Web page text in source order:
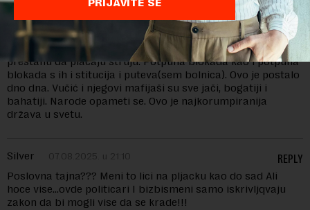
Zorica 07.08.2025. u 12:57
Još jedan legalni Vučićev mafinaš. Ma treba svo da
prestanu da plaćaju struju. Potpuna blokada kao i potpuna
blokada s ih i stitucija i puteva(sem bolnica). Ovo je postalo
dno dna. Vučić i njegovi mafijaši su sve jači, bogatiji i
bahatiji. Narode opameti se. Ovo je najkorumpiranija
država u svetu.
REPLY
Silver 07.08.2025. u 21:10
Poslovna tajna??? Meni to lici na pljacku kao do sad Ali
hoce vise…ovde politicari I bizbismeni samo iskrivljqvaju
zakon da bi mogli vise da se krade!!!
REPLY